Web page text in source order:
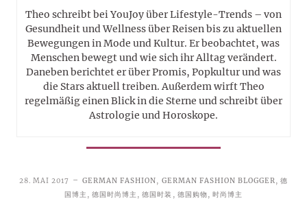
Theo schreibt bei YouJoy über Lifestyle-Trends – von
Gesundheit und Wellness über Reisen bis zu aktuellen
Bewegungen in Mode und Kultur. Er beobachtet, was
Menschen bewegt und wie sich ihr Alltag verändert.
Daneben berichtet er über Promis, Popkultur und was
die Stars aktuell treiben. Außerdem wirft Theo
regelmäßig einen Blick in die Sterne und schreibt über
Astrologie und Horoskope.
28. MAI 2017 GERMAN FASHION, GERMAN FASHION BLOGGER, 德
国博主 ,德国时尚博主 ,德国时装 , 德国购物, 时尚博主